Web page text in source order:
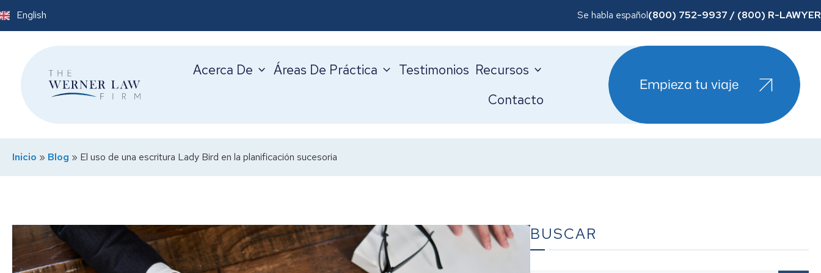
English Se habla español(800) 752-9937 / (800) R-LAWYER
Acerca De Áreas De Práctica Testimonios Recursos
Contacto
Empieza tu viaje
Inicio » Blog » El uso de una escritura Lady Bird en la planificación sucesoria
BUSCAR